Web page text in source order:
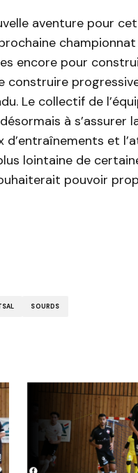
aventure pour
encore pour
construire
Le collectif de
à
d’entraînements et
lointaine de
pouvoir
SOURDS